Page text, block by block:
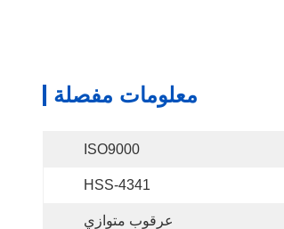
معلومات مفصلة
ISO9000
HSS-4341
عرقوب متوازي